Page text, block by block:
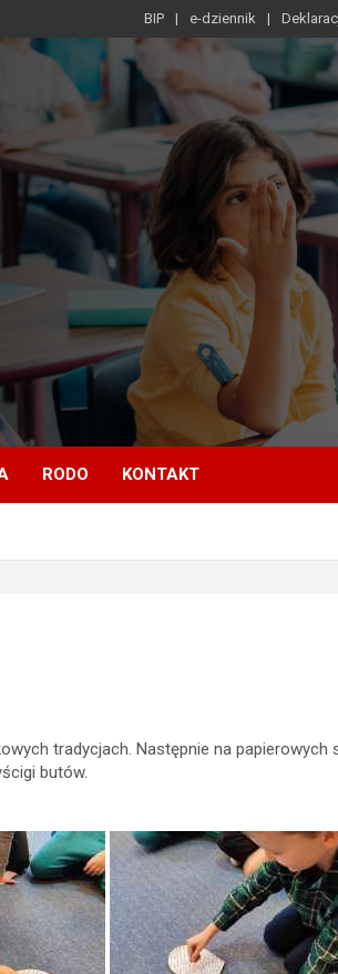
BIP e-dziennik
RODO KONTAKT
tradycjach. Następnie na papierowych
butów.